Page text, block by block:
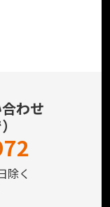
わせ
除く